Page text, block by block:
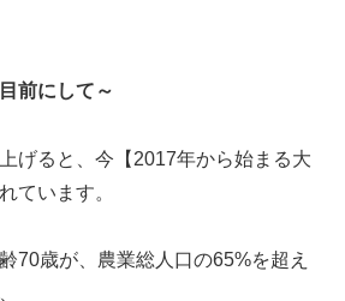
前にして～
げると、今【2017年から始まる大
ています。
70歳が、農業総人口の65%を超え